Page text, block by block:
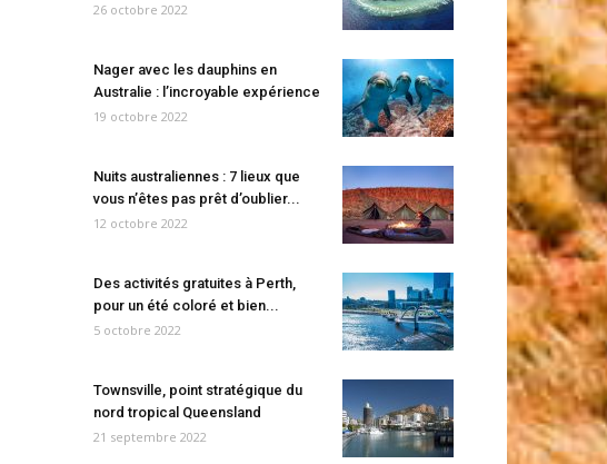
26 octobre 2022
Nager avec les dauphins en
Australie : l’incroyable expérience
19 octobre 2022
Nuits australiennes : 7 lieux que
vous n’êtes pas prêt d’oublier...
12 octobre 2022
Des activités gratuites à Perth,
pour un été coloré et bien...
5 octobre 2022
Townsville, point stratégique du
nord tropical Queensland
21 septembre 2022